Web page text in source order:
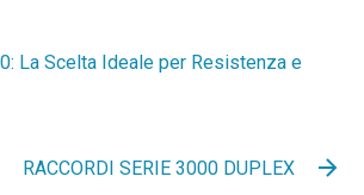
La Scelta Ideale per Resistenza e
RACCORDI SERIE 3000 DUPLEX